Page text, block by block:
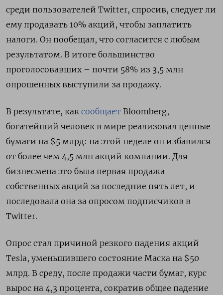
среди пользователей Twitter, спросив, следует ли
ему продавать 10% акций, чтобы заплатить
налоги. Он пообещал, что согласится с любым
результатом. В итоге большинство
проголосовавших – почти 58% из 3,5 млн
опрошенных выступили за продажу.
В результате, как сообщает Bloomberg,
богатейший человек в мире реализовал ценные
бумаги на $5 млрд: на этой неделе он избавился
от более чем 4,5 млн акций компании. Для
бизнесмена это была первая продажа
собственных акций за последние пять лет, и
последовала она за опросом подписчиков в
Twitter.
Опрос стал причиной резкого падения акций
Tesla, уменьшившего состояние Маска на $50
млрд. В среду, после продажи части бумаг, курс
вырос на 4,3 процента, сократив общее падение